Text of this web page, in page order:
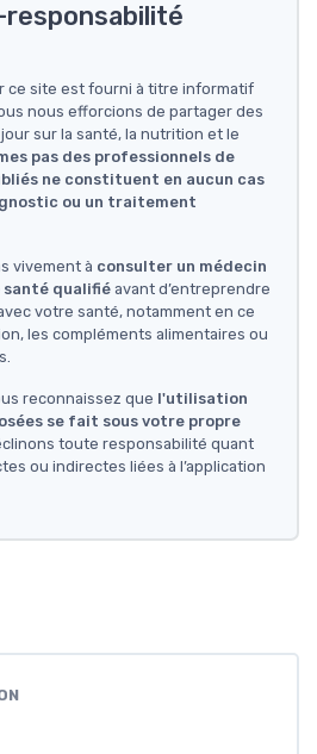
responsabilité
ce site est fourni à titre informatif
nous efforcions de partager des
sur la santé, la nutrition et le
pas des professionnels de
ne constituent en aucun cas
ou un traitement
vivement à consulter un médecin
santé qualifié avant d’entreprendre
votre santé, notamment en ce
les compléments alimentaires ou
reconnaissez que l'utilisation
se fait sous votre propre
toute responsabilité quant
ou indirectes liées à l’application